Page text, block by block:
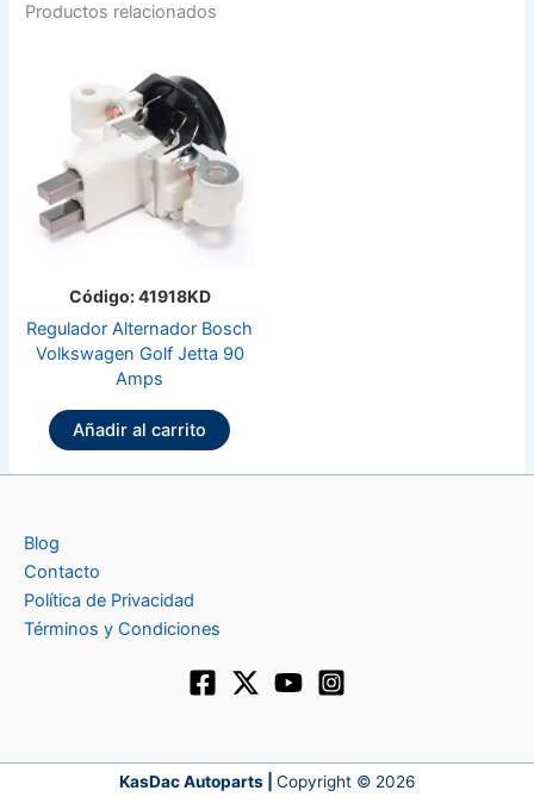
Productos relacionados
Código: 41918KD
Regulador Alternador Bosch
Volkswagen Golf Jetta 90
Amps
Añadir al carrito
Blog
Contacto
Política de Privacidad
Términos y Condiciones
KasDac Autoparts | Copyright © 2026